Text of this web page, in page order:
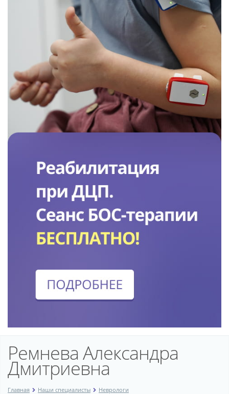
Ремнева Александра
Дмитриевна
Главная Наши специалисты Неврологи